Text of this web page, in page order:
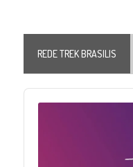
REDE TREK BRASILIS
Audio
Player